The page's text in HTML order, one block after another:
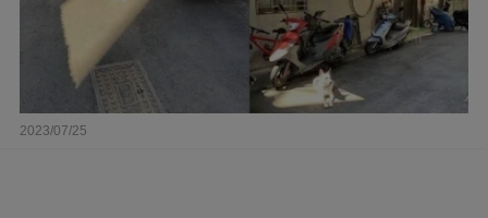
2023/07/25